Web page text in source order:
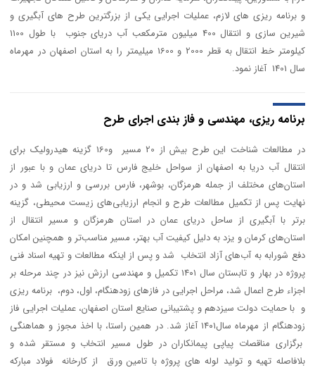
و برنامه ریزی های لازم، عملیات اجرایی یکی از بزرگترین طرح های آبگیری و
شیرین سازی و انتقال 400 میلیون مترمکعب آب دریای جنوب با طول 1100
کیلومتر خط انتقال به قطر 2000 و 1600 میلیمتر را به استان اصفهان در مهرماه
سال 1401 آغاز نمود.
برنامه ریزی، مهندسی و فاز بندی اجرای طرح
در مطالعات شناخت این طرح بیش از 20 مسیر و160 گزینه هیدرولیک برای
انتقال آب دریا به اصفهان از سواحل خلیج فارس تا دریای عمان و با عبور از
استان‌های مختلف از جمله هرمزگان، بوشهر، فارس بررسی و ارزیابی شد و در
نهایت پس از تکمیل مطالعات طرح و انجام ارزیابی‌های زیست محیطی، گزینه
برتر با آبگیری از ساحل دریای عمان در استان هرمزگان و مسیر انتقال از
استان‌های کرمان و یزد به دلیل کیفیت آب بهتر، مسیر مناسب‌تر و همچنین امکان
دفع شورابه به آب‌های آزاد انتخاب شد و پس از اینکه مطالعات و تهیه اسناد فنی
پروژه در بهار و تابستان سال ۱۴۰۱ تکمیل و مهندسی ارزش نیز در چند مرحله بر
اجزاء طرح اعمال شد، مراحل اجرایی در فازهای زودهنگام، اول، دوم، برنامه ریزی
و با حمایت دولت سیزدهم و پشتیبانی صنايع استان اصفهان، عملیات اجرایی فاز
زودهنگام از مهرماه سال۱۴۰۱ آغاز شد. در همین راستا، با اخذ مجوز و هماهنگی
برگزاری مناقصات پیاپی پیمانکاران در طول مسیر انتخاب و مستقر شده و
بلافاصله تهیه و تولید لوله های پروژه با تامین ورق از كارخانه فولاد مبارکه